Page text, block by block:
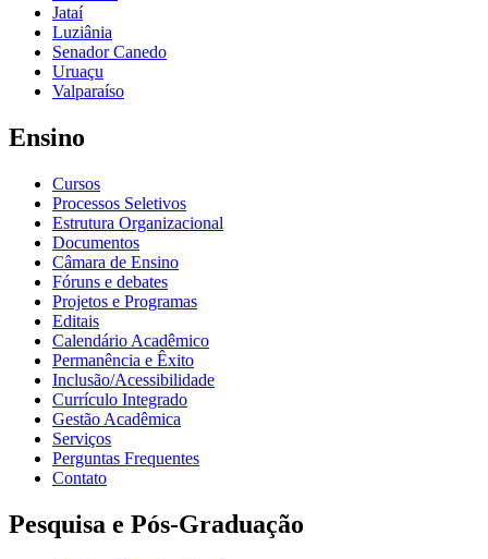
Jataí
Luziânia
Senador Canedo
Uruaçu
Valparaíso
Ensino
Cursos
Processos Seletivos
Estrutura Organizacional
Documentos
Câmara de Ensino
Fóruns e debates
Projetos e Programas
Editais
Calendário Acadêmico
Permanência e Êxito
Inclusão/Acessibilidade
Currículo Integrado
Gestão Acadêmica
Serviços
Perguntas Frequentes
Contato
Pesquisa e Pós-Graduação